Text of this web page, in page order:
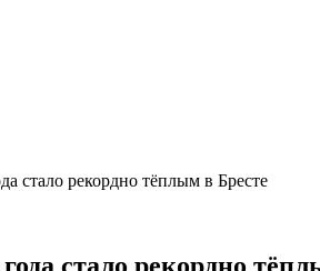
стало рекордно тёплым в Бресте